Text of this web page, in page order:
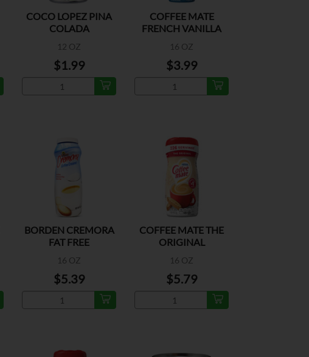
COCO LOPEZ PINA
COLADA
12 OZ
$1.99
COFFEE MATE
FRENCH VANILLA
16 OZ
$3.99
BORDEN CREMORA
FAT FREE
16 OZ
$5.39
COFFEE MATE THE
ORIGINAL
16 OZ
$5.79